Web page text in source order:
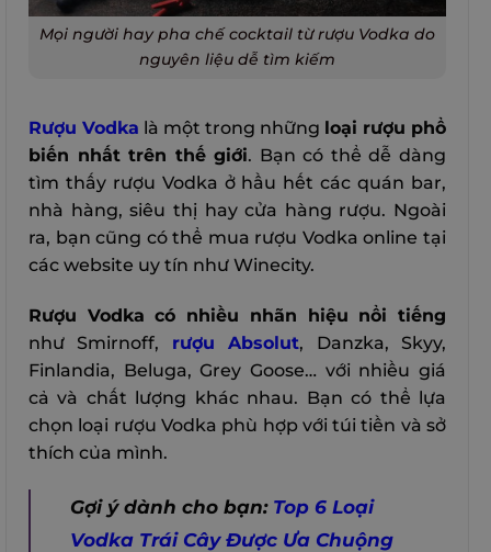
Mọi người hay pha chế cocktail từ rượu Vodka do
nguyên liệu dễ tìm kiếm
Rượu Vodka là một trong những loại rượu phổ
biến nhất trên thế giới. Bạn có thể dễ dàng
tìm thấy rượu Vodka ở hầu hết các quán bar,
nhà hàng, siêu thị hay cửa hàng rượu. Ngoài
ra, bạn cũng có thể mua rượu Vodka online tại
các website uy tín như Winecity.
Rượu Vodka có nhiều nhãn hiệu nổi tiếng
như Smirnoff, rượu Absolut, Danzka, Skyy,
Finlandia, Beluga, Grey Goose… với nhiều giá
cả và chất lượng khác nhau. Bạn có thể lựa
chọn loại rượu Vodka phù hợp với túi tiền và sở
thích của mình.
Gợi ý dành cho bạn: Top 6 Loại
Vodka Trái Cây Được Ưa Chuộng